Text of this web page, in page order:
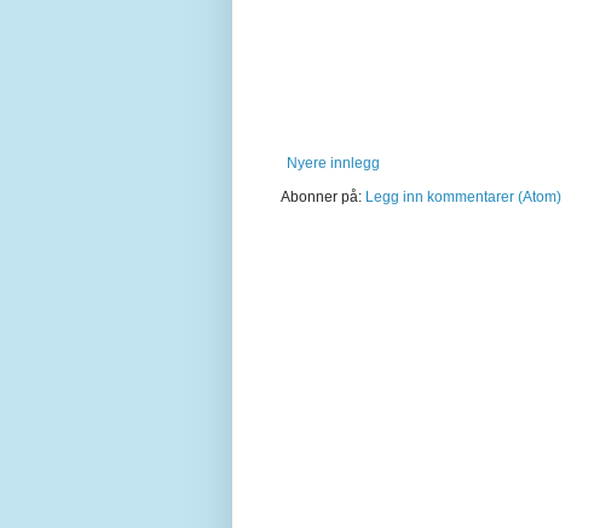
Nyere innlegg
Abonner på: Legg inn kommentarer (Atom)